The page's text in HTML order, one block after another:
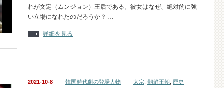
れが文定（ムンジョン）王后である。彼女はなぜ、絶対的に強
い立場になれたのだろうか？ …
詳細を見る
2021-10-8 韓国時代劇の登場人物 太宗 朝鮮王朝 歴史